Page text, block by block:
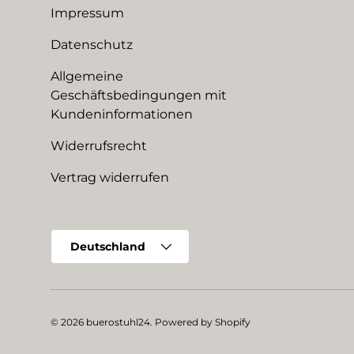
Impressum
Datenschutz
Allgemeine
Geschäftsbedingungen mit
Kundeninformationen
Widerrufsrecht
Vertrag widerrufen
Deutschland
© 2026 buerostuhl24. Powered by Shopify